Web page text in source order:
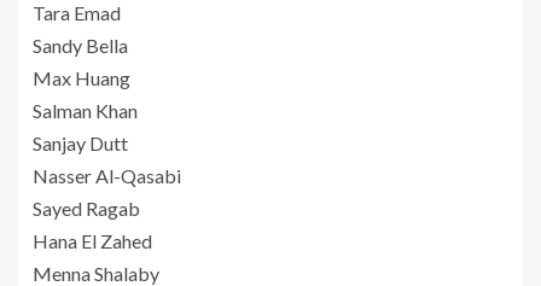
Tara Emad
Sandy Bella
Max Huang
Salman Khan
Sanjay Dutt
Nasser Al-Qasabi
Sayed Ragab
Hana El Zahed
Menna Shalaby